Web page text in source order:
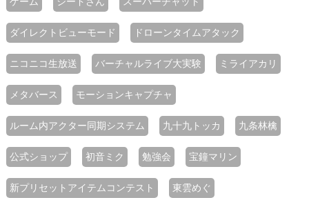
ダイレクトビューモード ドローンタイムアタック
ニコニコ生放送 バーチャルライブ大実験 ミライアカリ
メタバース モーションキャプチャ
ルーム内アクター同期システム 九十九トッカ 九条林檎
公式ショップ 初音ミク 勉強会 宝鐘マリン
新プリセットアイテムコンテスト 東雲めぐ